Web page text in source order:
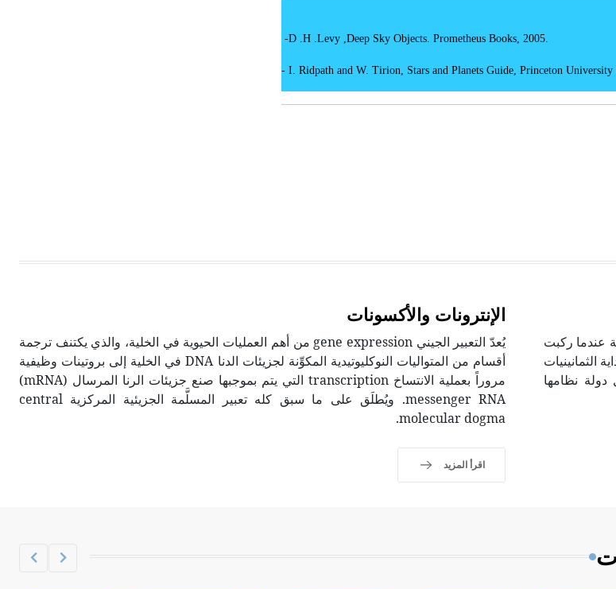
-D .H .Levy ,Deep Sky Objects. Prometheus Books, 2005.
- I. Ridpath and W. Tirion, Stars and Planets Guide, Princeton University
الأمريكية عندما ركبت
الثمانينيات
دولة نظامها
الإنترونات والأكسونات
يُعدّ التعبير الجيني gene expression من أهم العمليات الحيوية في الخلية، والذي يكتنف ترجمة
أقسام من المتواليات النوكليوتيدية المكوِّنة لجزيئات الدنا DNA في الخلية إلى بروتينات وظيفية
مروراً بعملية الانتساخ transcription التي يتم بموجبها صنع جزيئات الرنا المرسال (mRNA)
messenger RNA. ويُطلَق على ما سبق كله تعبير المسلَّمة الجزيئية المركزية central
molecular dogma.
اقرأ المزيد